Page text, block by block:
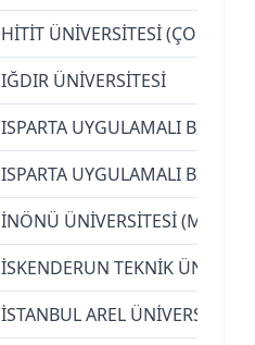
HİTİT ÜNİVERSİTESİ (ÇORUM)
IĞDIR ÜNİVERSİTESİ
ISPARTA UYGULAMALI
ISPARTA UYGULAMALI
İNÖNÜ ÜNİVERSİTESİ
İSKENDERUN TEKNİK
İSTANBUL AREL ÜNİVERSİTESİ